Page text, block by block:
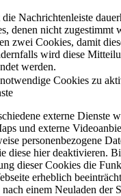
Nachrichtenleiste
denen nicht zugestimmt
zwei Cookies, damit
wird diese
werden.
Cookies zu
externe Dienste
und externe
personenbezogene
diese hier deaktivieren.
dieser Cookies die
erheblich
einem Neuladen der